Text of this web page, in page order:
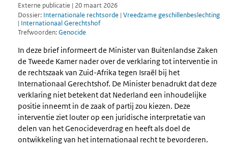
Externe publicatie | 20 maart 2026
Dossier: Internationale rechtsorde | Vreedzame geschillenbeslechting
| Internationaal Gerechtshof
Trefwoorden:Genocide
In deze brief informeert de Minister van Buitenlandse Zaken
de Tweede Kamer nader over de verklaring tot interventie in
de rechtszaak van Zuid-Afrika tegen Israël bij het
Internationaal Gerechtshof. De Minister benadrukt dat deze
verklaring niet betekent dat Nederland een inhoudelijke
positie inneemt in de zaak of partij zou kiezen. Deze
interventie ziet louter op een juridische interpretatie van
delen van het Genocideverdrag en heeft als doel de
ontwikkeling van het internationaal recht te bevorderen.